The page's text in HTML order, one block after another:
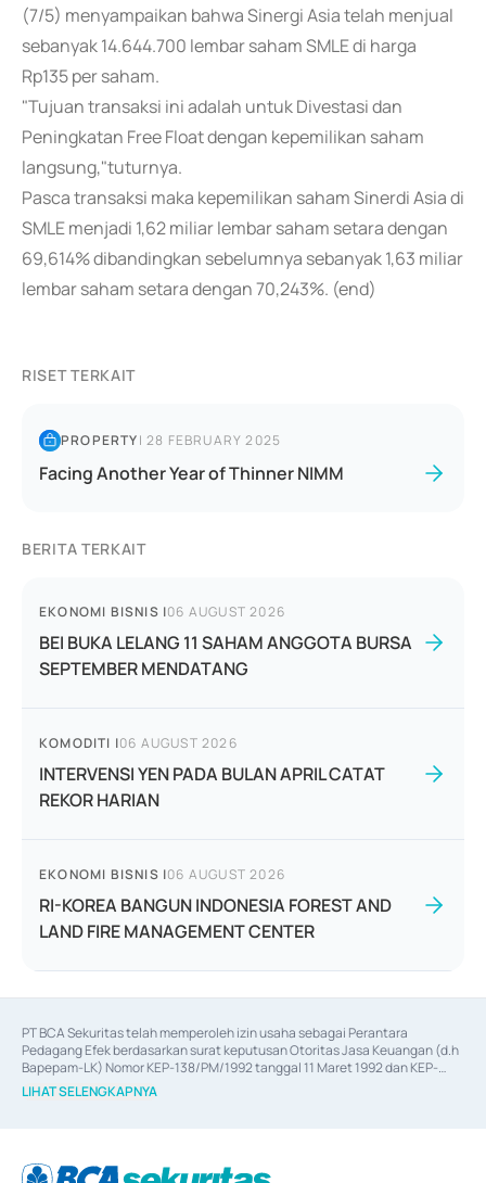
(7/5) menyampaikan bahwa Sinergi Asia telah menjual
sebanyak 14.644.700 lembar saham SMLE di harga
Rp135 per saham.
"Tujuan transaksi ini adalah untuk Divestasi dan
Peningkatan Free Float dengan kepemilikan saham
langsung,"tuturnya.
Pasca transaksi maka kepemilikan saham Sinerdi Asia di
SMLE menjadi 1,62 miliar lembar saham setara dengan
69,614% dibandingkan sebelumnya sebanyak 1,63 miliar
lembar saham setara dengan 70,243%. (end)
RISET TERKAIT
PROPERTY|28 FEBRUARY 2025
Facing Another Year of Thinner NIMM
BERITA TERKAIT
EKONOMI BISNIS |06 AUGUST 2026
BEI BUKA LELANG 11 SAHAM ANGGOTA BURSA
SEPTEMBER MENDATANG
KOMODITI |06 AUGUST 2026
INTERVENSI YEN PADA BULAN APRIL CATAT
REKOR HARIAN
EKONOMI BISNIS |06 AUGUST 2026
RI-KOREA BANGUN INDONESIA FOREST AND
LAND FIRE MANAGEMENT CENTER
PT BCA Sekuritas telah memperoleh izin usaha sebagai Perantara
Pedagang Efek berdasarkan surat keputusan Otoritas Jasa Keuangan (d.h
Bapepam-LK) Nomor KEP-138/PM/1992 tanggal 11 Maret 1992 dan KEP-
06/D.04/2014 tanggal 28 Februari 2014, izin usaha sebagai Penjamin Emisi
Efek berdasarkan surat keputusan Otoritas Jasa Keuangan Nomor KEP-
berdasarkan surat keputusan Otoritas Jasa Keuangan Nomor S-
LIHAT SELENGKAPNYA